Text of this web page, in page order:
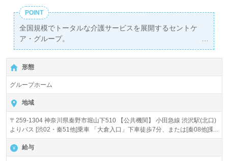
POINT
全国規模でトータルな介護サービスを展開するセントケ
ア・グループ。
国内グループ企業29社、全国24都道府県に500を超える営
業所があり、セントケア神奈川株式会社は、県内70営業所
を有するグループの要です。
安定のバックボーンのもと、ご経験を積んでいただくこと
で、様々なキャリアアップが可能です！
形態
グループホーム
地域
〒259-1304 神奈川県秦野市堀山下510 【公共機関】 小田急線 渋沢駅(北口)
よりバス [渋02・秦51他]乗車 「大倉入口」下車徒歩7分、または[秦08他]乗
車「桜土手古墳公園」下車徒歩9分 【お車】 東名秦野中井ICより 約15分 ※
駐車場完備
給与